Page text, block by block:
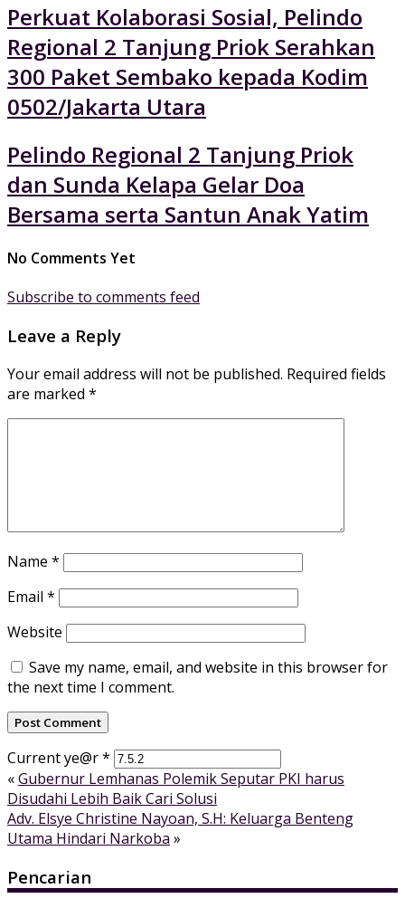
Perkuat Kolaborasi Sosial, Pelindo
Regional 2 Tanjung Priok Serahkan
300 Paket Sembako kepada Kodim
0502/Jakarta Utara
Pelindo Regional 2 Tanjung Priok
dan Sunda Kelapa Gelar Doa
Bersama serta Santun Anak Yatim
No Comments Yet
Subscribe to comments feed
Leave a Reply
Your email address will not be published. Required fields
are marked *
Name *
Email *
Website
Save my name, email, and website in this browser for
the next time I comment.
Current ye@r*
«Gubernur Lemhanas Polemik Seputar PKI harus
Disudahi Lebih Baik Cari Solusi
Adv. Elsye Christine Nayoan, S.H: Keluarga Benteng
Utama Hindari Narkoba »
Pencarian